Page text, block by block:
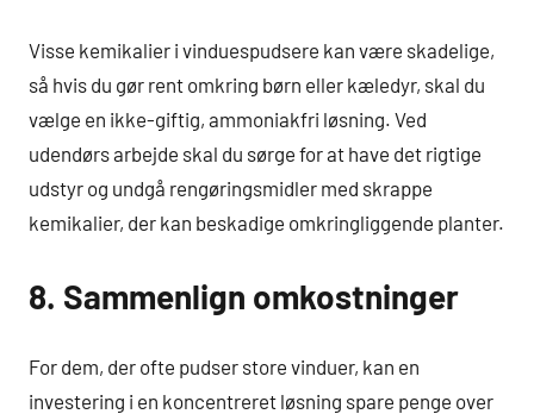
Visse kemikalier i vinduespudsere kan være skadelige,
så hvis du gør rent omkring børn eller kæledyr, skal du
vælge en ikke-giftig, ammoniakfri løsning. Ved
udendørs arbejde skal du sørge for at have det rigtige
udstyr og undgå rengøringsmidler med skrappe
kemikalier, der kan beskadige omkringliggende planter.
8. Sammenlign omkostninger
For dem, der ofte pudser store vinduer, kan en
investering i en koncentreret løsning spare penge over